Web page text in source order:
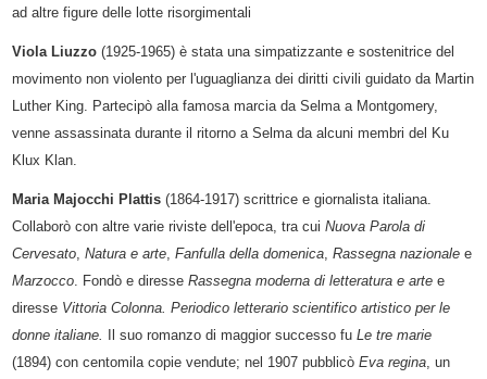
ad altre figure delle lotte risorgimentali
Viola Liuzzo (1925-1965) è stata una simpatizzante e sostenitrice del
movimento non violento per l'uguaglianza dei diritti civili guidato da Martin
Luther King. Partecipò alla famosa marcia da Selma a Montgomery,
venne assassinata durante il ritorno a Selma da alcuni membri del Ku
Klux Klan.
Maria Majocchi Plattis (1864-1917) scrittrice e giornalista italiana.
Collaborò con altre varie riviste dell'epoca, tra cuiNuova Parola di
Cervesato ,Natura e arte ,Fanfulla della domenica ,Rassegna nazionale e
Marzocco . Fondò e diresseRassegna moderna di letteratura e arte e
diresse Vittoria Colonna. Periodico letterario scientifico artistico per le
donne italiane. Il suo romanzo di maggior successo fuLe tre marie
(1894) con centomila copie vendute; nel 1907 pubblicòEva regina , un